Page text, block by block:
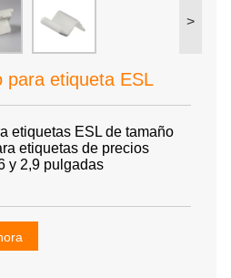
>
para etiqueta ESL
etiquetas ESL de tamaño
etiquetas de precios
y 2,9 pulgadas